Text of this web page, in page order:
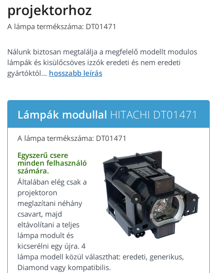
projektorhoz
A lámpa termékszáma: DT01471
Nálunk biztosan megtalálja a megfelelő modellt modulos
lámpák és kisülőcsöves izzók eredeti és nem eredeti
gyártóktól...
Lámpák modullal HITACHI DT01471
A lámpa termékszáma: DT01471
Egyszerű csere
minden felhasználó
számára.
Általában elég csak a
projektoron
meglazítani néhány
csavart, majd
eltávolítani a teljes
lámpa modult és
kicserélni egy újra. 4
lámpa modell közül választhat: eredeti, generikus,
Diamond vagy kompatibilis.